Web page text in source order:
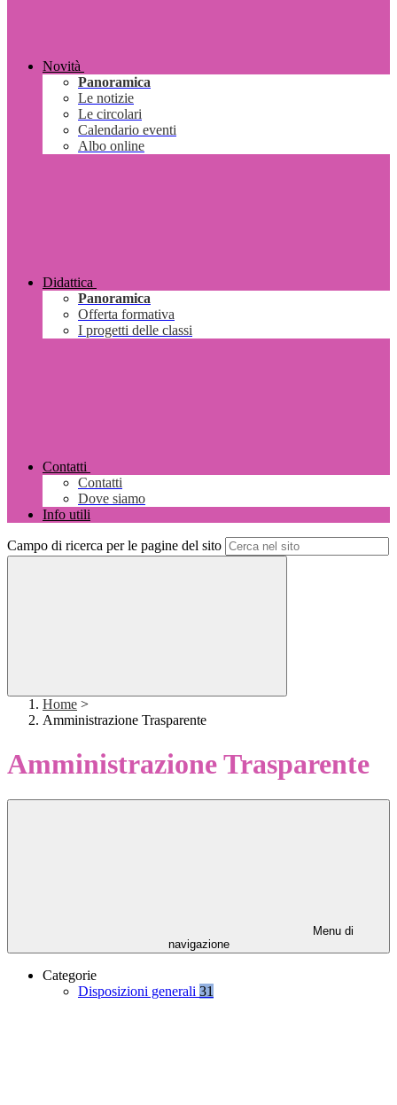
Novità
Panoramica
Le notizie
Le circolari
Calendario eventi
Albo online
Didattica
Panoramica
Offerta formativa
I progetti delle classi
Contatti
Contatti
Dove siamo
Info utili
Campo di ricerca per le pagine del sito
Home >
Amministrazione Trasparente
Amministrazione Trasparente
Menu di
navigazione
Categorie
Disposizioni generali 31